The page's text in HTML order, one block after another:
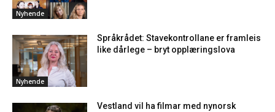
Nyhende
Nyhende
Språkrådet: Stavekontrollane er framleis
like dårlege – bryt opplæringslova
Vestland vil ha filmar med nynorsk